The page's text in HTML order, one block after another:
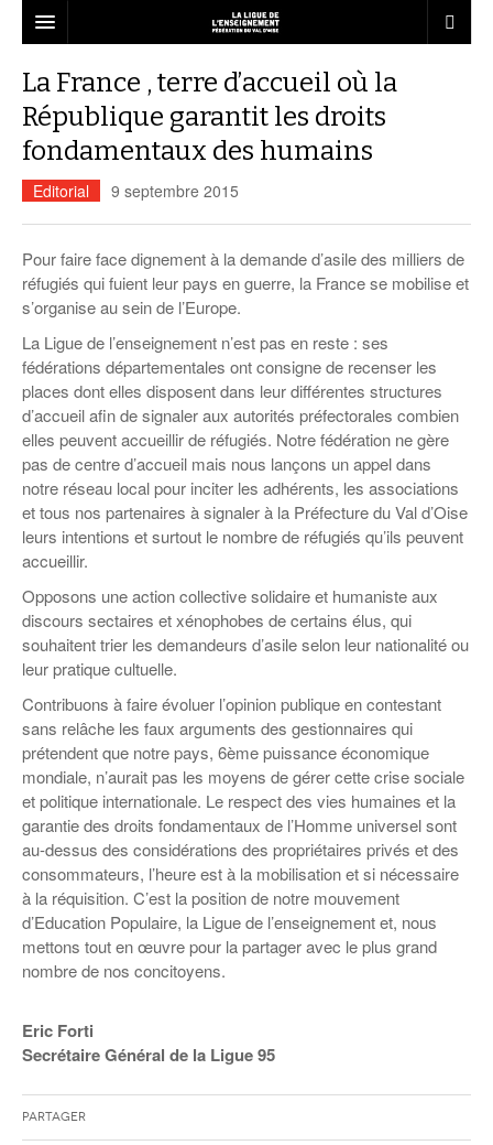
Qui sommes-nous ?
Projet Fédéral
Vie statutaire de la fédération
Formations
Accompagnement
Assurances
Save the City : kit pédagogique contre
les discriminations
Vie sportive
USEP Val d’Oise
UFOLEP Val d’Oise
Annuaire des services
Actualités de la fédération
LE RÉSEAU
Associations affiliées
Nous rejoindre
Service civique
Informations
Infographie
Recherche de mission
Guide du volontaire
Guide du tuteur
Juniors associations
Campagnes de sensibilisation
Jouons la carte de la fraternité
Pas d’éducation, pas d’avenir !
Liens
Actualités Vie associative
L’ÉCOLE
liberté d’expression
Les ateliers relais
L’accompagnement à la scolarité
Education à la citoyenneté
Malle pédagogique Egalité Filles-
Garçons
Egalité Femmes-Hommes
« Silence, on violence » Emprise et
violence conjugale
Malle pédagogique « Parcours d’exils
d’hier et d’aujourd’hui »
Conseil municipal de jeunes
Séjours scolaires
Lire et faire lire
Présentation
Espace bénévoles
Story play’r
Lutte contre l’illettrisme
Spectacles jeune public
Education aux médias
Les veilleurs de l’info
Education verte
Formation Eco-délégué.es
Actualité Ecole
ANIMATION
Notre mission éducative en ACM
Le BAFD
Calendrier des stages…
… Formations générales BAFA
… Approfondissements BAFA
… Formations BAFD
Emplois dans l’animation
Les structures d’accueil de mineurs
Les brevets et diplômes
Adapte 95
Actualités Animation
L’esprit vacances pour tous
Séjours enfants et adolescents
Séjours linguistiques
Commander nos brochures
Coordonnées départementales
Actualités loisirs
FORMATION
Le CQP animateur périscolaire
Qu’est-ce que c’est ?
Organisation de la formation
Cap sur les projets d’Education !
Actualités Formation
ACTUALITÉS
CONTACT
La France , terre d’accueil où la
République garantit les droits
fondamentaux des humains
Editorial 9 septembre 2015
Pour faire face dignement à la demande d’asile des milliers de
réfugiés qui fuient leur pays en guerre, la France se mobilise et
s’organise au sein de l’Europe.
La Ligue de l’enseignement n’est pas en reste : ses
fédérations départementales ont consigne de recenser les
places dont elles disposent dans leur différentes structures
d’accueil afin de signaler aux autorités préfectorales combien
elles peuvent accueillir de réfugiés. Notre fédération ne gère
pas de centre d’accueil mais nous lançons un appel dans
notre réseau local pour inciter les adhérents, les associations
et tous nos partenaires à signaler à la Préfecture du Val d’Oise
leurs intentions et surtout le nombre de réfugiés qu’ils peuvent
accueillir.
Opposons une action collective solidaire et humaniste aux
discours sectaires et xénophobes de certains élus, qui
souhaitent trier les demandeurs d’asile selon leur nationalité ou
leur pratique cultuelle.
Contribuons à faire évoluer l’opinion publique en contestant
sans relâche les faux arguments des gestionnaires qui
prétendent que notre pays, 6ème puissance économique
mondiale, n’aurait pas les moyens de gérer cette crise sociale
et politique internationale. Le respect des vies humaines et la
garantie des droits fondamentaux de l’Homme universel sont
au-dessus des considérations des propriétaires privés et des
consommateurs, l’heure est à la mobilisation et si nécessaire
à la réquisition. C’est la position de notre mouvement
d’Education Populaire, la Ligue de l’enseignement et, nous
mettons tout en œuvre pour la partager avec le plus grand
nombre de nos concitoyens.
Eric Forti
Secrétaire Général de la Ligue 95
Partager